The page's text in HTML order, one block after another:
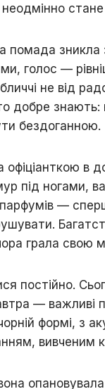
помада зникла
голос —
не від
добре
бездоганною.
в
під ногами,
—
грала свою
постійно.
—
формі, з
вивченим